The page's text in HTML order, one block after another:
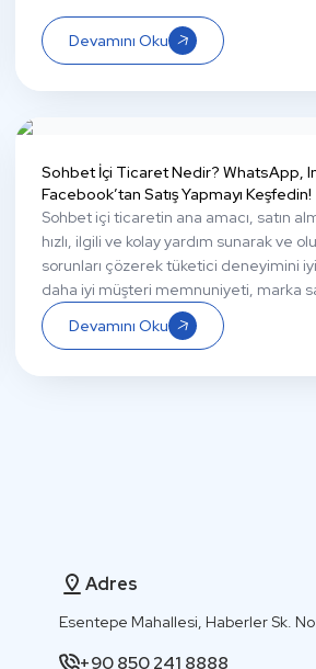
hakimseniz WhatsApp’ın sıradan
fazlası olduğunu biliyorsunuzdur. Peki
Devamını Oku
Sohbet İçi Ticaret Nedir? WhatsApp,
Facebook’tan Satış Yapmayı Keşfedin!
Sohbet içi ticaretin ana amacı, satın
hızlı, ilgili ve kolay yardım sunarak ve
sorunları çözerek tüketici deneyimini
daha iyi müşteri memnuniyeti, marka
sonuç olarak daha yüksek satış
sonuçlanacaktır.
Devamını Oku
Adres
Esentepe Mahallesi, Haberler Sk.
+90 850 241 8888